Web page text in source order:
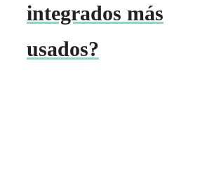
integrados más
usados?